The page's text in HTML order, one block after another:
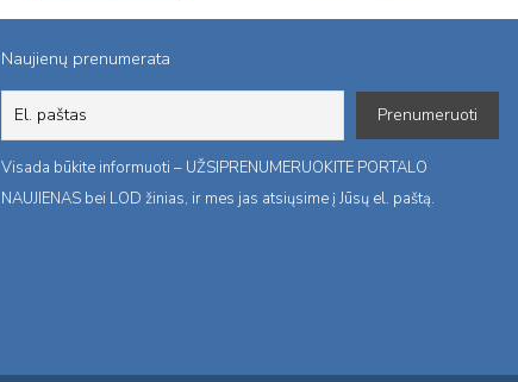
Naujienų prenumerata
Visada būkite informuoti – UŽSIPRENUMERUOKITE PORTALO
NAUJIENAS bei LOD žinias, ir mes jas atsiųsime į Jūsų el. paštą.